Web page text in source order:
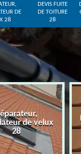
DE
28
DEVIS FUITE
DE TOITURE
28
de velux
28